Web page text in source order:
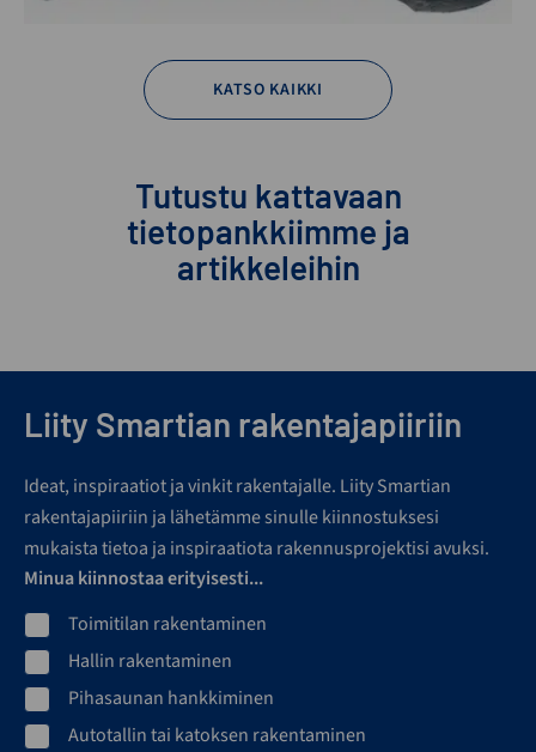
KATSO KAIKKI
Tutustu kattavaan
tietopankkiimme ja
artikkeleihin
Liity Smartian rakentajapiiriin
Ideat, inspiraatiot ja vinkit rakentajalle. Liity Smartian
rakentajapiiriin ja lähetämme sinulle kiinnostuksesi
mukaista tietoa ja inspiraatiota rakennusprojektisi avuksi.
Minua kiinnostaa erityisesti...
Toimitilan rakentaminen
Hallin rakentaminen
Pihasaunan hankkiminen
Autotallin tai katoksen rakentaminen